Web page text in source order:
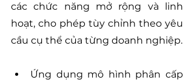
các chức năng mở rộng và linh
hoạt, cho phép tùy chỉnh theo yêu
cầu cụ thể của từng doanh nghiệp.
Ứng dụng mô hình phân cấp